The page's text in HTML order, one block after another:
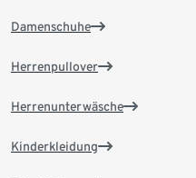
Damenschuhe
Herrenpullover
Herrenunterwäsche
Kinderkleidung